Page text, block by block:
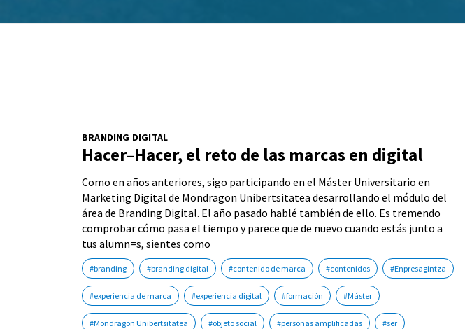
BRANDING DIGITAL
Hacer–Hacer, el reto de las marcas en digital
Como en años anteriores, sigo participando en el Máster Universitario en
Marketing Digital de Mondragon Unibertsitatea desarrollando el módulo del
área de Branding Digital. El año pasado hablé también de ello. Es tremendo
comprobar cómo pasa el tiempo y parece que de nuevo cuando estás junto a
tus alumn=s, sientes como
#branding #branding digital #contenido de marca #contenidos #Enpresagintza
#experiencia de marca #experiencia digital #formación #Máster
#Mondragon Unibertsitatea #objeto social #personas amplificadas #ser